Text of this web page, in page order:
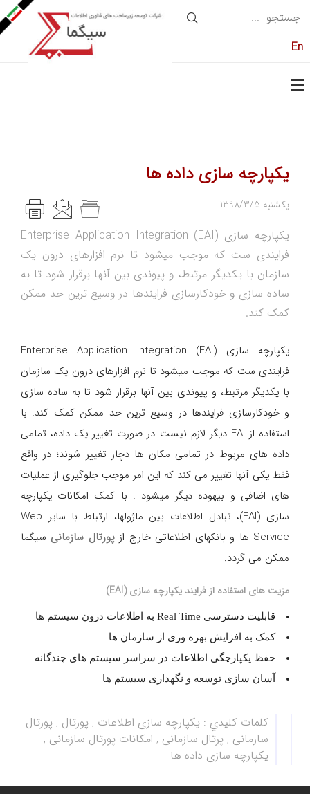
En
یکپارچه سازی داده ها
1398/3/5 یکشنبه
یکپارچه سازی Enterprise Application Integration (EAI)
فرایندی ست که موجب میشود تا نرم افزارهای درون یک
سازمان با یکدیگر مرتبط، و پیوندی بین آنها برقرار شود تا به
ساده سازی و خودکارسازی فرایندها در وسیع ترین حد ممکن
کمک کند.
یکپارچه سازی Enterprise Application Integration (EAI)
فرایندی ست که موجب میشود تا نرم افزارهای درون یک سازمان
با یکدیگر مرتبط، و پیوندی بین آنها برقرار شود تا به ساده سازی
و خودکارسازی فرایندها در وسیع ترین حد ممکن کمک کند. با
استفاده از EAI دیگر لازم نیست در صورت تغییر یک داده، تمامی
داده های مربوط در تمامی مکان ها دچار تغییر شوند؛ در واقع
فقط یکی آنها تغییر می کند که این امر موجب جلوگیری از عملیات
های اضافی و بیهوده دیگر میشود . با کمک امکانات یکپارچه
سازی (EAI)، تبادل اطلاعات بین ماژولها، ارتباط با سایر Web
Service ها و بانکهای اطلاعاتی خارج از
پورتال سازمانی سیگما
ممکن می گردد.
مزیت های استفاده از فرایند یکپارچه سازی (EAI)
قابلیت دسترسی Real Time به اطلاعات درون سیستم ها
کمک به افزایش بهره وری از سازمان ها
حفظ یکپارچگی اطلاعات در سراسر سیستم های چندگانه
آسان سازی توسعه و نگهداری سیستم ها
كلمات كليدي : یکپارچه سازی اطلاعات , پورتال , پورتال
سازمانی , پرتال سازمانی , امکانات پورتال سازمانی ,
یکپارچه سازی داده ها